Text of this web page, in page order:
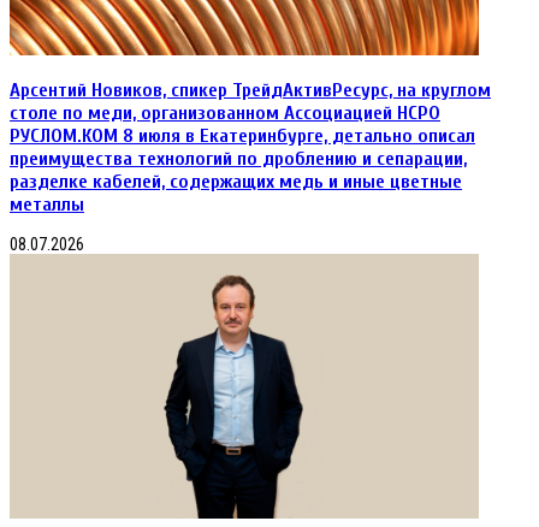
Арсентий Новиков, спикер ТрейдАктивРесурс, на круглом
столе по меди, организованном Ассоциацией НСРО
РУСЛОМ.КОM 8 июля в Екатеринбурге, детально описал
преимущества технологий по дроблению и сепарации,
разделке кабелей, содержащих медь и иные цветные
металлы
08.07.2026